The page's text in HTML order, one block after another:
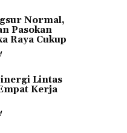
Normal,
Pasokan
Raya Cukup
Lintas
Kerja